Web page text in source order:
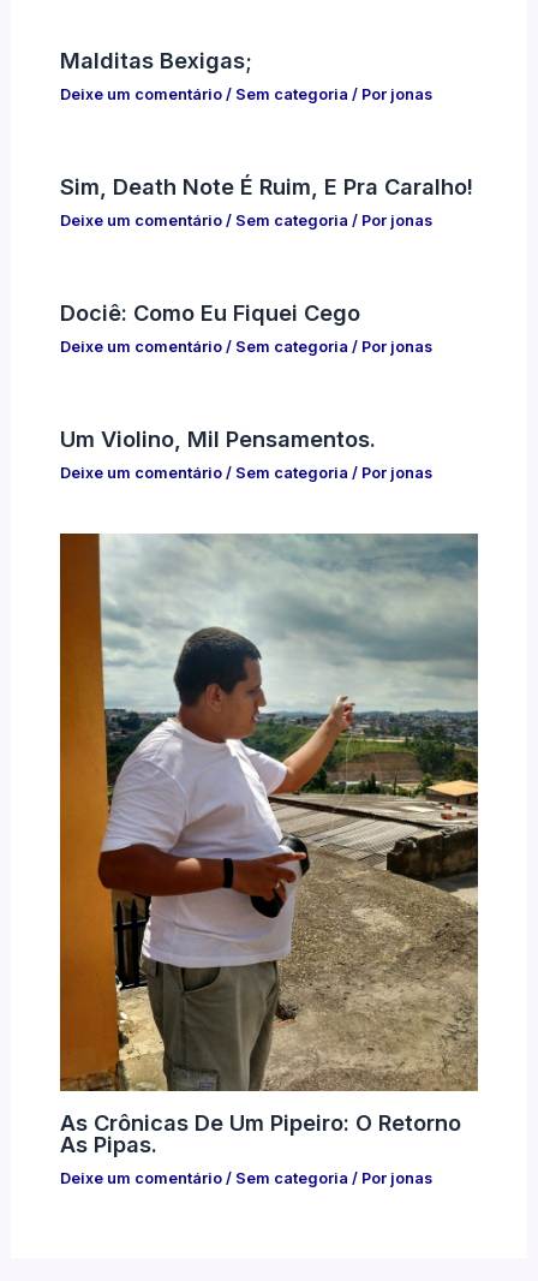
Malditas Bexigas;
Deixe um comentário / Sem categoria / Por jonas
Sim, Death Note É Ruim, E Pra Caralho!
Deixe um comentário / Sem categoria / Por jonas
Dociê: Como Eu Fiquei Cego
Deixe um comentário / Sem categoria / Por jonas
Um Violino, Mil Pensamentos.
Deixe um comentário / Sem categoria / Por jonas
As Crônicas De Um Pipeiro: O Retorno
As Pipas.
Deixe um comentário / Sem categoria / Por jonas